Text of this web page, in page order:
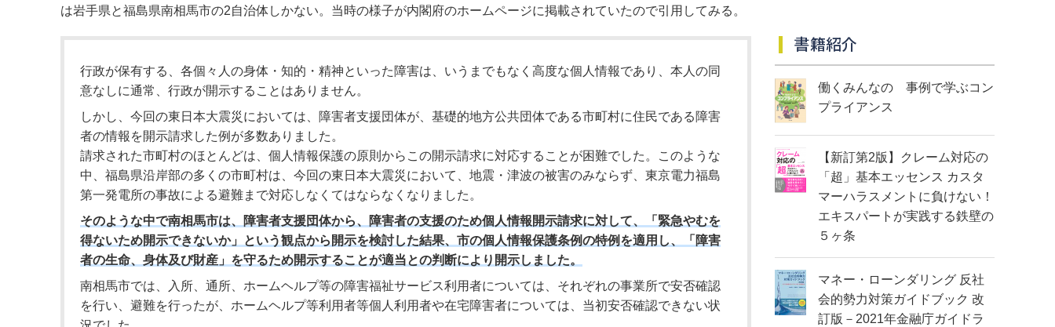
は岩手県と福島県南相馬市の2自治体しかない。当時の様子が内閣府のホームページに掲載されていたので引用してみる。
行政が保有する、各個々人の身体・知的・精神といった障害は、いうまでもなく高度な個人情報であり、本人の同
意なしに通常、行政が開示することはありません。
しかし、今回の東日本大震災においては、障害者支援団体が、基礎的地方公共団体である市町村に住民である障害
者の情報を開示請求した例が多数ありました。
請求された市町村のほとんどは、個人情報保護の原則からこの開示請求に対応することが困難でした。このような
中、福島県沿岸部の多くの市町村は、今回の東日本大震災において、地震・津波の被害のみならず、東京電力福島
第一発電所の事故による避難まで対応しなくてはならなくなりました。
そのような中で南相馬市は、障害者支援団体から、障害者の支援のため個人情報開示請求に対して、「緊急やむを
得ないため開示できないか」という観点から開示を検討した結果、市の個人情報保護条例の特例を適用し、「障害
者の生命、身体及び財産」を守るため開示することが適当との判断により開示しました。
南相馬市では、入所、通所、ホームヘルプ等の障害福祉サービス利用者については、それぞれの事業所で安否確認
を行い、避難を行ったが、ホームヘルプ等利用者等個人利用者や在宅障害者については、当初安否確認できない状
書籍紹介
働くみんなの 事例で学ぶコン
プライアンス
【新訂第2版】クレーム対応の
「超」基本エッセンス カスタ
マーハラスメントに負けない！
エキスパートが実践する鉄壁の
５ヶ条
マネー・ローンダリング 反社
会的勢力対策ガイドブック 改
訂版－2021年金融庁ガイドラ